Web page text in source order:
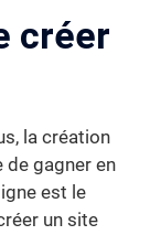
créer
la création
de gagner en
est le
un site